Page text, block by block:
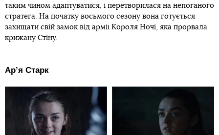
таким чином адаптуватися, і перетворилася на непоганого
стратега. На початку восьмого сезону вона готується
захищати свій замок від армії Короля Ночі, яка прорвала
крижану Стіну.
Арʼя Старк